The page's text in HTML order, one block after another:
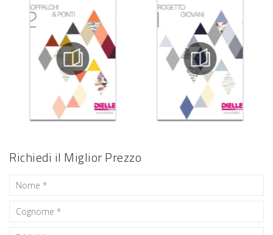
Richiedi il Miglior Prezzo